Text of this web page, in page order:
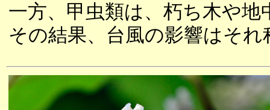
一方、甲虫類は、朽ち木や
その結果、台風の影響はそ